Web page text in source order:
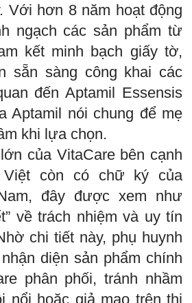
Với hơn 8 năm hoạt động
ngạch các sản phẩm từ
kết minh bạch giấy tờ,
sẵn sàng công khai các
đến Aptamil Essensis
Aptamil nói chung để mẹ
khi lựa chọn.
của VitaCare bên cạnh
Việt còn có chữ ký của
đây được xem như
về trách nhiệm và uy tín
chi tiết này, phụ huynh
diện sản phẩm chính
phân phối, tránh nhầm
nổi hoặc giả mạo trên thị